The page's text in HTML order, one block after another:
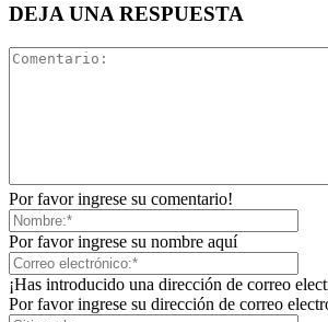
DEJA UNA RESPUESTA
Por favor ingrese su comentario!
Por favor ingrese su nombre aquí
¡Has introducido una dirección de correo
Por favor ingrese su dirección de correo